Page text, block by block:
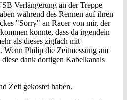
Verlängerung an der Treppe
während des Rennen auf ihren
"Sorry" an Racer von mir, der
konnte, dass da irgendein
als dieses zigfach mit
Wenn Philip die Zeitmessung am
dank dortigen Kabelkanals
Zeit gekostet haben.